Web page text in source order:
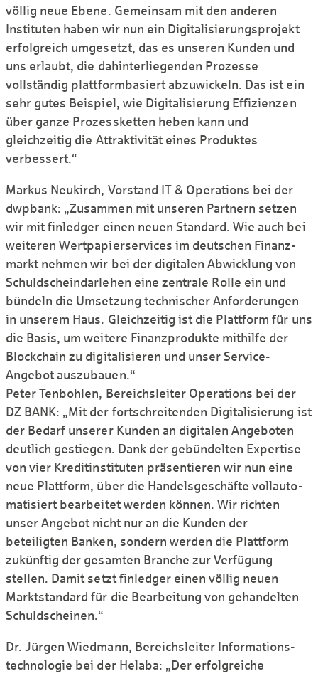
völlig neue Ebene. Gemeinsam mit den anderen
Instituten haben wir nun ein Digitali­sierungs­projekt
erfolg­reich umge­setzt, das es unseren Kunden und
uns erlaubt, die dahinter­liegenden Prozesse
vollständig plattform­basiert abzu­wickeln. Das ist ein
sehr gutes Beispiel, wie Digitali­sierung Effizienzen
über ganze Prozess­ketten heben kann und
gleichzeitig die Attrak­tivität eines Produktes
verbessert.“
Markus Neukirch, Vorstand IT & Operations bei der
dwpbank: „Zusammen mit unseren Partnern setzen
wir mit finledger einen neuen Standard. Wie auch bei
weiteren Wertpapierservices im deutschen Finanz­
markt nehmen wir bei der digitalen Abwicklung von
Schuldschein­darlehen eine zentrale Rolle ein und
bündeln die Umsetzung technischer Anfor­derungen
in unserem Haus. Gleichzeitig ist die Plattform für uns
die Basis, um weitere Finanz­produkte mithilfe der
Block­chain zu digitalisieren und unser Service-
Angebot auszu­bauen.“
Peter Tenbohlen, Bereichs­leiter Operations bei der
DZ BANK: „Mit der fort­schreitenden Digitali­sierung ist
der Bedarf unserer Kunden an digitalen Angeboten
deutlich gestiegen. Dank der gebündelten Expertise
von vier Kredit­instituten präsen­tieren wir nun eine
neue Plattform, über die Handels­ge­schäfte voll­auto­
matisiert bearbeitet werden können. Wir richten
unser Angebot nicht nur an die Kunden der
beteiligten Banken, sondern werden die Plattform
zukünftig der gesamten Branche zur Verfügung
stellen. Damit setzt finledger einen völlig neuen
Markt­standard für die Bearbeitung von gehandelten
Schuld­scheinen.“
Dr. Jürgen Wiedmann, Bereichsleiter Infor­mations­
techno­logie bei der Helaba: „Der erfolgreiche